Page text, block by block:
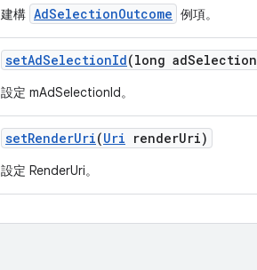
建構 AdSelectionOutcome 例項。
setAdSelectionId(long adSelection
設定 mAdSelectionId。
setRenderUri(Uri renderUri)
設定 RenderUri。